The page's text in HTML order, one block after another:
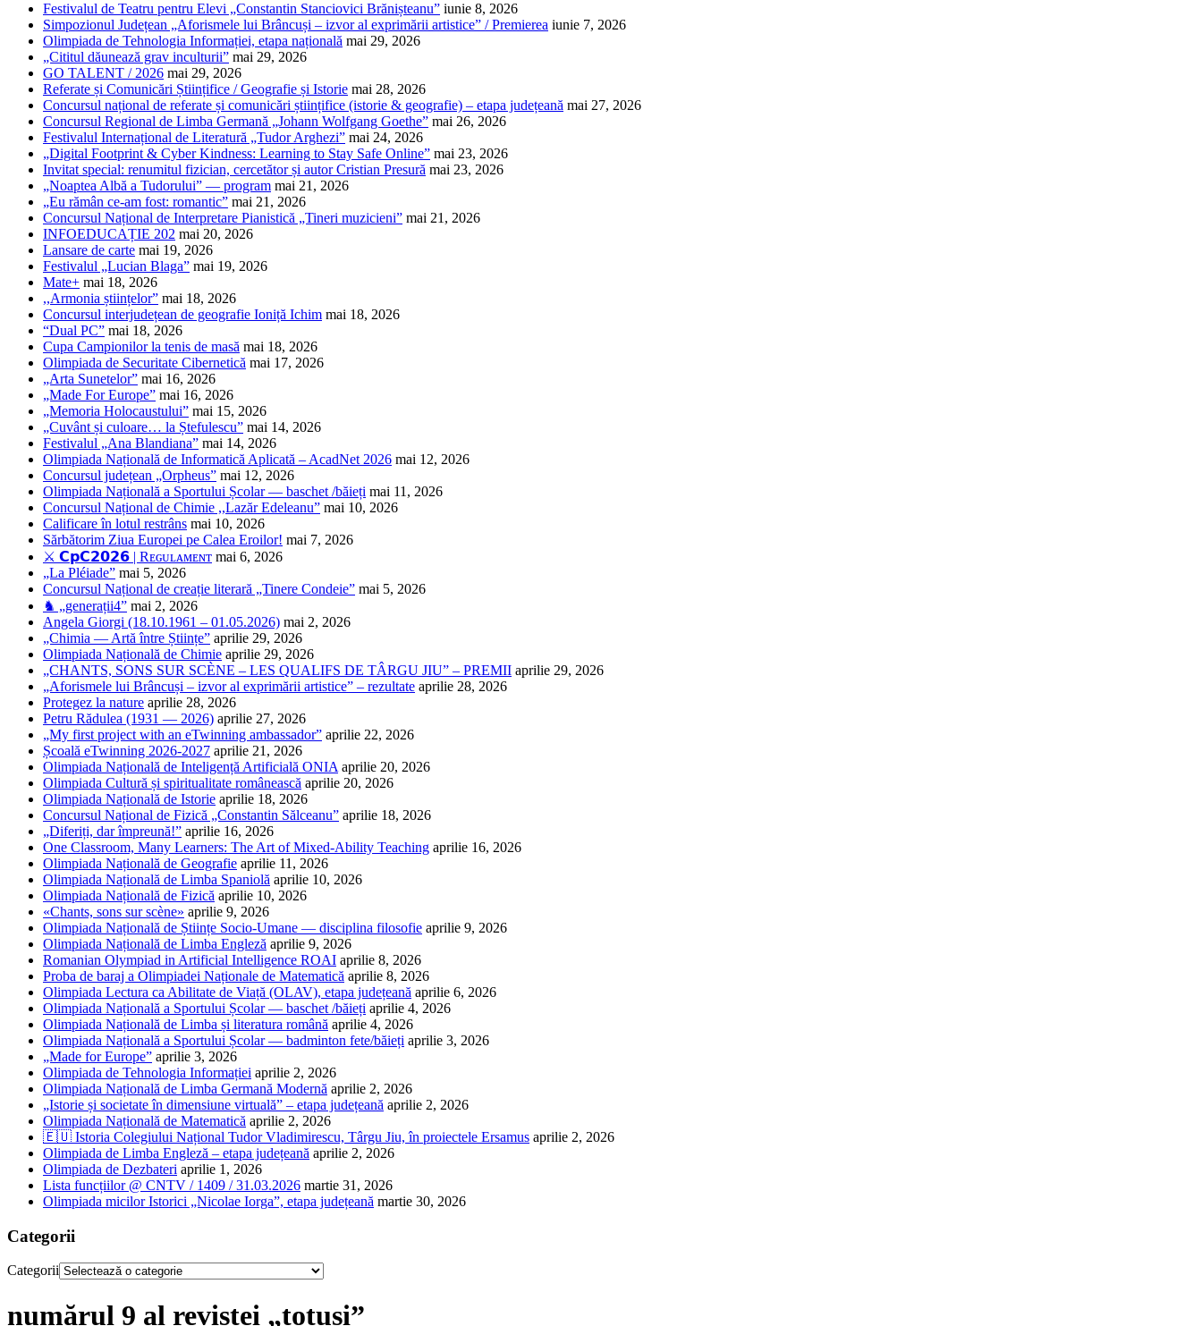
Festivalul de Teatru pentru Elevi „Constantin Stanciovici Brănișteanu” iunie 8, 2026
Simpozionul Județean „Aforismele lui Brâncuși – izvor al exprimării artistice” / Premierea iunie 7, 2026
Olimpiada de Tehnologia Informației, etapa națională mai 29, 2026
„Cititul dăunează grav inculturii” mai 29, 2026
GO TALENT / 2026 mai 29, 2026
Referate și Comunicări Științifice / Geografie și Istorie mai 28, 2026
Concursul național de referate și comunicări științifice (istorie & geografie) – etapa județeană mai 27, 2026
Concursul Regional de Limba Germană „Johann Wolfgang Goethe” mai 26, 2026
Festivalul Internațional de Literatură „Tudor Arghezi” mai 24, 2026
„Digital Footprint & Cyber Kindness: Learning to Stay Safe Online” mai 23, 2026
Invitat special: renumitul fizician, cercetător și autor Cristian Presură mai 23, 2026
„Noaptea Albă a Tudorului” — program mai 21, 2026
„Eu rămân ce-am fost: romantic” mai 21, 2026
Concursul Național de Interpretare Pianistică „Tineri muzicieni” mai 21, 2026
INFOEDUCAȚIE 202 mai 20, 2026
Lansare de carte mai 19, 2026
Festivalul „Lucian Blaga” mai 19, 2026
Mate+ mai 18, 2026
,,Armonia științelor” mai 18, 2026
Concursul interjudețean de geografie Ioniță Ichim mai 18, 2026
“Dual PC” mai 18, 2026
Cupa Campionilor la tenis de masă mai 18, 2026
Olimpiada de Securitate Cibernetică mai 17, 2026
„Arta Sunetelor” mai 16, 2026
„Made For Europe” mai 16, 2026
„Memoria Holocaustului” mai 15, 2026
„Cuvânt și culoare… la Ștefulescu” mai 14, 2026
Festivalul „Ana Blandiana” mai 14, 2026
Olimpiada Națională de Informatică Aplicată – AcadNet 2026 mai 12, 2026
Concursul județean „Orpheus” mai 12, 2026
Olimpiada Națională a Sportului Școlar — baschet /băieți mai 11, 2026
Concursul Național de Chimie ,,Lazăr Edeleanu” mai 10, 2026
Calificare în lotul restrâns mai 10, 2026
Sărbătorim Ziua Europei pe Calea Eroilor! mai 7, 2026
⚔️ 𝗖𝗽𝗖𝟮𝟬𝟮𝟲 | Rᴇɢᴜʟᴀᴍᴇɴᴛ mai 6, 2026
„La Pléiade” mai 5, 2026
Concursul Național de creație literară „Tinere Condeie” mai 5, 2026
♞ „generații4” mai 2, 2026
Angela Giorgi (18.10.1961 – 01.05.2026) mai 2, 2026
„Chimia — Artă între Științe” aprilie 29, 2026
Olimpiada Națională de Chimie aprilie 29, 2026
„CHANTS, SONS SUR SCÈNE – LES QUALIFS DE TÂRGU JIU” – PREMII aprilie 29, 2026
„Aforismele lui Brâncuși – izvor al exprimării artistice” – rezultate aprilie 28, 2026
Protegez la nature aprilie 28, 2026
Petru Rădulea (1931 — 2026) aprilie 27, 2026
„My first project with an eTwinning ambassador” aprilie 22, 2026
Școală eTwinning 2026-2027 aprilie 21, 2026
Olimpiada Națională de Inteligență Artificială ONIA aprilie 20, 2026
Olimpiada Cultură și spiritualitate românească aprilie 20, 2026
Olimpiada Națională de Istorie aprilie 18, 2026
Concursul Național de Fizică „Constantin Sălceanu” aprilie 18, 2026
„Diferiți, dar împreună!” aprilie 16, 2026
One Classroom, Many Learners: The Art of Mixed-Ability Teaching aprilie 16, 2026
Olimpiada Națională de Geografie aprilie 11, 2026
Olimpiada Națională de Limba Spaniolă aprilie 10, 2026
Olimpiada Națională de Fizică aprilie 10, 2026
«Chants, sons sur scène» aprilie 9, 2026
Olimpiada Națională de Științe Socio-Umane — disciplina filosofie aprilie 9, 2026
Olimpiada Națională de Limba Engleză aprilie 9, 2026
Romanian Olympiad in Artificial Intelligence ROAI aprilie 8, 2026
Proba de baraj a Olimpiadei Naționale de Matematică aprilie 8, 2026
Olimpiada Lectura ca Abilitate de Viață (OLAV), etapa județeană aprilie 6, 2026
Olimpiada Națională a Sportului Școlar — baschet /băieți aprilie 4, 2026
Olimpiada Națională de Limba și literatura română aprilie 4, 2026
Olimpiada Națională a Sportului Școlar — badminton fete/băieți aprilie 3, 2026
„Made for Europe” aprilie 3, 2026
Olimpiada de Tehnologia Informației aprilie 2, 2026
Olimpiada Națională de Limba Germană Modernă aprilie 2, 2026
„Istorie și societate în dimensiune virtuală” – etapa județeană aprilie 2, 2026
Olimpiada Națională de Matematică aprilie 2, 2026
🇪🇺 Istoria Colegiului Național Tudor Vladimirescu, Târgu Jiu, în proiectele Ersamus aprilie 2, 2026
Olimpiada de Limba Engleză – etapa județeană aprilie 2, 2026
Olimpiada de Dezbateri aprilie 1, 2026
Lista funcțiilor @ CNTV / 1409 / 31.03.2026 martie 31, 2026
Olimpiada micilor Istorici „Nicolae Iorga”, etapa județeană martie 30, 2026
Categorii
Categorii
numărul 9 al revistei „totuși”